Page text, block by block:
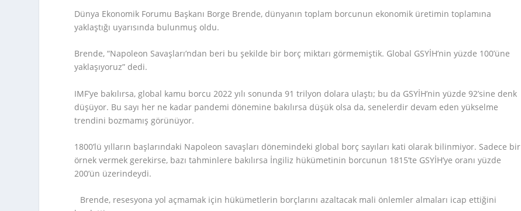
Dünya Ekonomik Forumu Başkanı Borge Brende, dünyanın toplam borcunun ekonomik üretimin toplamına
yaklaştığı uyarısında bulunmuş oldu.
Brende, “Napoleon Savaşları’ndan beri bu şekilde bir borç miktarı görmemiştik. Global GSYİH’nin yüzde 100’üne
yaklaşıyoruz” dedi.
IMF’ye bakılırsa, global kamu borcu 2022 yılı sonunda 91 trilyon dolara ulaştı; bu da GSYİH’nin yüzde 92’sine denk
düşüyor. Bu sayı her ne kadar pandemi dönemine bakılırsa düşük olsa da, senelerdir devam eden yükselme
trendini bozmamış görünüyor.
1800’lü yılların başlarındaki Napoleon savaşları dönemindeki global borç sayıları kati olarak bilinmiyor. Sadece bir
örnek vermek gerekirse, bazı tahminlere bakılırsa İngiliz hükümetinin borcunun 1815’te GSYİH’ye oranı yüzde
200’ün üzerindeydi.
Brende, resesyona yol açmamak için hükümetlerin borçlarını azaltacak mali önlemler almaları icap ettiğini